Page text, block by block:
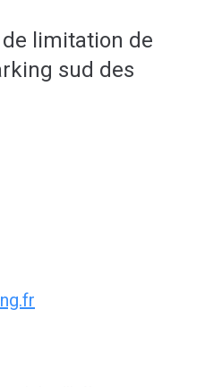
limitation de
sud des